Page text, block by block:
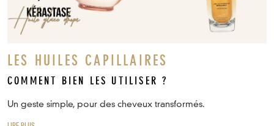
LES HUILES CAPILLAIRES
COMMENT BIEN LES UTILISER ?
Un geste simple, pour des cheveux transformés.